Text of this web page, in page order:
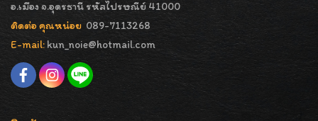
อ.เมือง จ.อุดรธานี รหัสไปรษณีย์ 41000
ติดต่อ คุณหน่อย 089-7113268
E-mail: kun_noie@hotmail.com